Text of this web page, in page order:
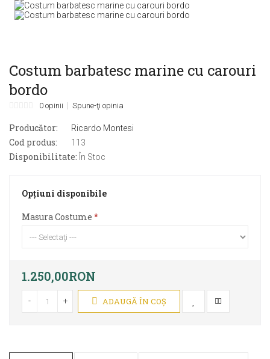
Costum barbatesc marine cu carouri
bordo
0 opinii Spune-ţi opinia
Producător: Ricardo Montesi
Cod produs: 113
Disponibilitate: În Stoc
Opţiuni disponibile
Masura Costume
1.250,00RON
- + ADAUGĂ ÎN COŞ